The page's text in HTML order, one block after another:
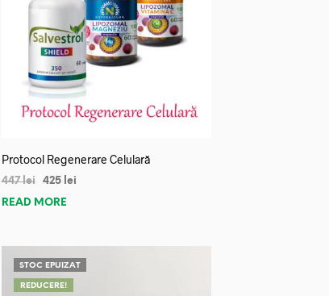
Protocol Regenerare Celulară
447lei 425 lei
READ MORE
STOC EPUIZAT
REDUCERE!